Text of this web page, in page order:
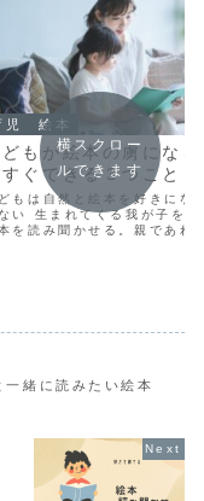
児 絵本
もが絵本の虜にな
ぐできる３つこと
もは自然と絵本を好きにな
い 生まれてくる我が子を膝
を読み聞かせる。親であれ
横スクロー
ルできます
一緒に読みたい絵本